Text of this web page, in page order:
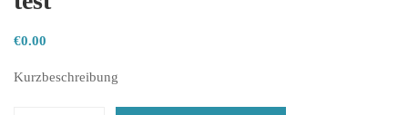
€0.00
Kurzbeschreibung